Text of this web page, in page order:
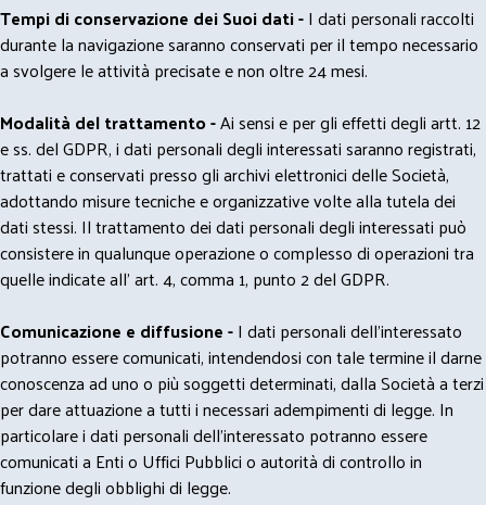
Tempi di conservazione dei Suoi dati -I dati personali raccolti
durante la navigazione saranno conservati per il tempo necessario
a svolgere le attività precisate e non oltre 24 mesi.
Modalità del trattamento -Ai sensi e per gli effetti degli artt. 12
e ss. del GDPR, i dati personali degli interessati saranno registrati,
trattati e conservati presso gli archivi elettronici delle Società,
adottando misure tecniche e organizzative volte alla tutela dei
dati stessi. Il trattamento dei dati personali degli interessati può
consistere in qualunque operazione o complesso di operazioni tra
quelle indicate all' art. 4, comma 1, punto 2 del GDPR.
Comunicazione e diffusione -I dati personali dell’interessato
potranno essere comunicati, intendendosi con tale termine il darne
conoscenza ad uno o più soggetti determinati, dalla Società a terzi
per dare attuazione a tutti i necessari adempimenti di legge. In
particolare i dati personali dell’interessato potranno essere
comunicati a Enti o Uffici Pubblici o autorità di controllo in
funzione degli obblighi di legge.